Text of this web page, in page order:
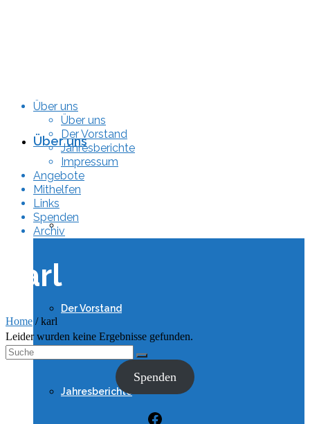
Über uns
Über uns
Der Vorstand
Jahresberichte
Über uns
Über uns
Der Vorstand
Jahresberichte
Impressum
Angebote
Mithelfen
Links
Spenden
Archiv
karl
Home / karl
Leider wurden keine Ergebnisse gefunden.
Suche
Spenden
Facebook